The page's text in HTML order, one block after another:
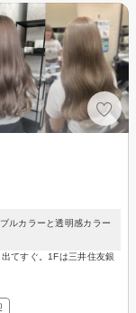
ルカラーと透明感カラー
てすぐ。1Fは三井住友銀